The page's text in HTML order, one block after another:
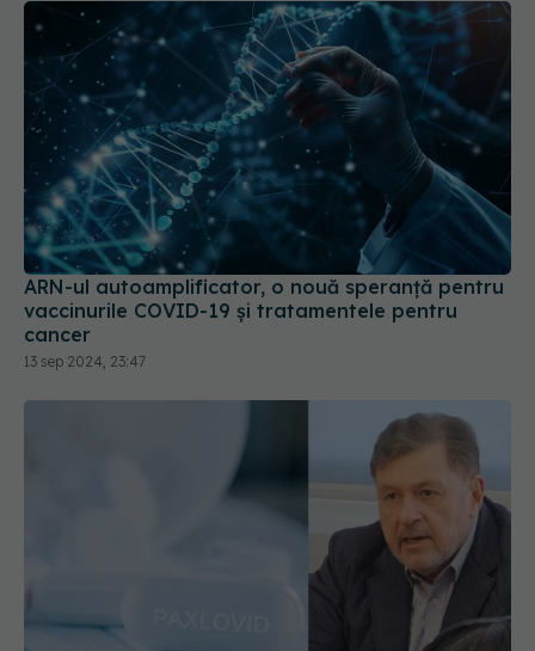
ARN-ul autoamplificator, o nouă speranță pentru
vaccinurile COVID-19 și tratamentele pentru
cancer
13 sep 2024, 23:47
îl poate lua. Cum acționează nirmatrelvir și